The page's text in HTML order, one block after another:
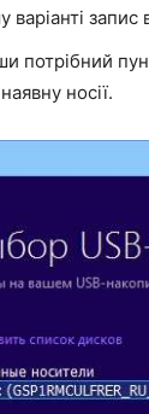
запис
потрібний
носії.